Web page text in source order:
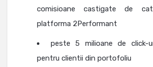
comisioane castigate de
platforma 2Performant
peste 5 milioane de click-
pentru clientii din portofoliu